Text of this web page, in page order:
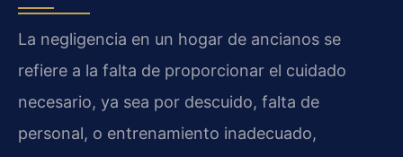
La negligencia en un hogar de ancianos se
refiere a la falta de proporcionar el cuidado
necesario, ya sea por descuido, falta de
personal, o entrenamiento inadecuado,